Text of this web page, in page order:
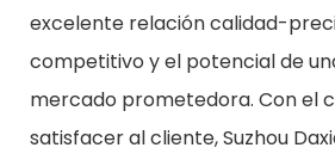
excelente relación calidad-
competitivo y el potencial de
mercado prometedora. Con el
satisfacer al cliente, Suzhou